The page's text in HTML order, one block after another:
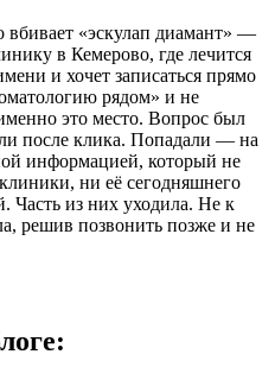
«эскулап диамант» —
в Кемерово, где лечится
и хочет записаться прямо
рядом» и не
это место. Вопрос был
после клика. Попадали — на
информацией, который не
ни её сегодняшнего
Часть из них уходила. Не к
решив позвонить позже и не